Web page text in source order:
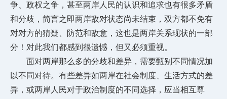
争、政权之争，甚至两岸人民的认识和追求也有很多矛盾
和分歧，简言之即两岸敌对状态尚未结束，双方都不免有
对对方的猜疑、防范和敌意，这也是两岸关系现状的一部
分！对此我们都感到很遗憾，但又必须重视。
面对两岸那么多的分歧和差异，需要甄别不同情况加
以不同对待。有些差异如两岸在社会制度、生活方式的差
异，或两岸人民对于政治制度的不同选择，应当相互尊